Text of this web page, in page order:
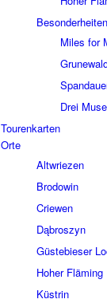
Beson­der­hei­ten
Miles for
Drei
Touren­kar­ten
Orte
Altwrie­zen
Brodo­win
Crie­wen
Dąbros­zyn
Güste­bie­ser
Hoher Fläming
Küstrin